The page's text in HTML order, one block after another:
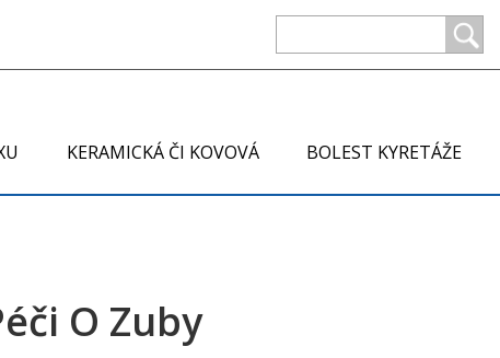
KERAMICKÁ ČI KOVOVÁ BOLEST KYRETÁŽE
O Zuby